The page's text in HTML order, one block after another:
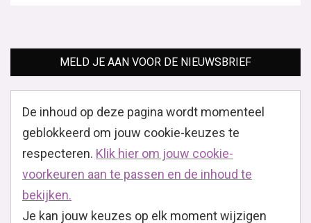
MELD JE AAN VOOR DE NIEUWSBRIEF
De inhoud op deze pagina wordt momenteel
geblokkeerd om jouw cookie-keuzes te
respecteren. Klik hier om jouw cookie-
voorkeuren aan te passen en de inhoud te
bekijken.
Je kan jouw keuzes op elk moment wijzigen